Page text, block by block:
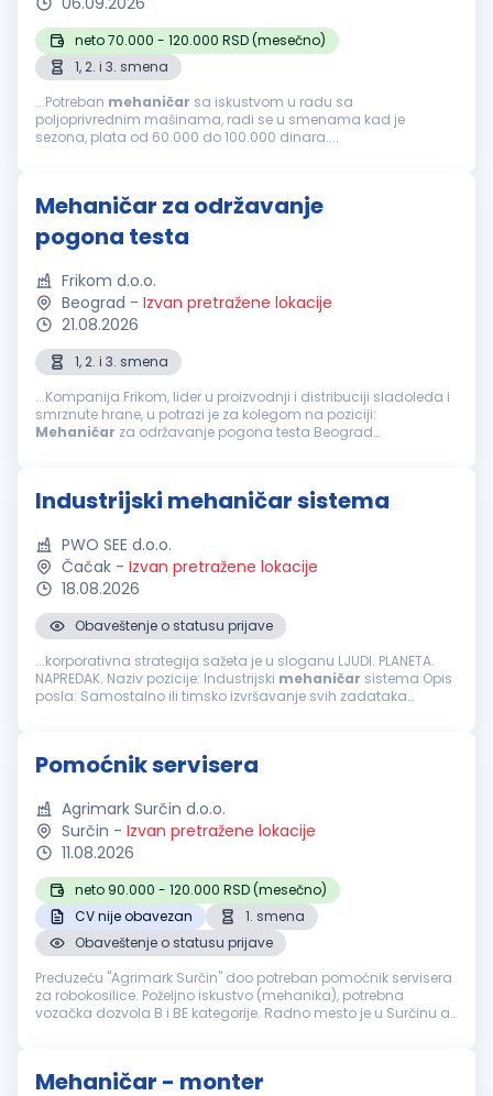
neto 70.000 - 120.000 RSD (mesečno)
1, 2. i 3. smena
...Potreban mehaničar sa iskustvom u radu sa
poljoprivrednim mašinama, radi se u smenama kad je
sezona, plata od 60.000 do 100.000 dinara....
Mehaničar za održavanje
pogona testa
Frikom d.o.o.
Beograd - Izvan pretražene lokacije
21.08.2026
1, 2. i 3. smena
...Kompanija Frikom, lider u proizvodnji i distribuciji sladoleda i
smrznute hrane, u potrazi je za kolegom na poziciji:
Mehaničar za održavanje pogona testa Beograd
Industrijski mehaničar sistema
PWO SEE d.o.o.
Čačak - Izvan pretražene lokacije
18.08.2026
Obaveštenje o statusu prijave
...korporativna strategija sažeta je u sloganu LJUDI. PLANETA.
NAPREDAK. Naziv pozicije: Industrijski mehaničar sistema Opis
posla: Samostalno ili timsko izvršavanje svih zadataka
Pomoćnik servisera
Agrimark Surčin d.o.o.
Surčin - Izvan pretražene lokacije
11.08.2026
neto 90.000 - 120.000 RSD (mesečno)
CV nije obavezan
1. smena
Obaveštenje o statusu prijave
Preduzeću "Agrimark Surčin" doo potreban pomoćnik servisera
za robokosilice. Poželjno iskustvo (mehanika), potrebna
vozačka dozvola B i BE kategorije. Radno mesto je u Surčinu a
Mehaničar - monter